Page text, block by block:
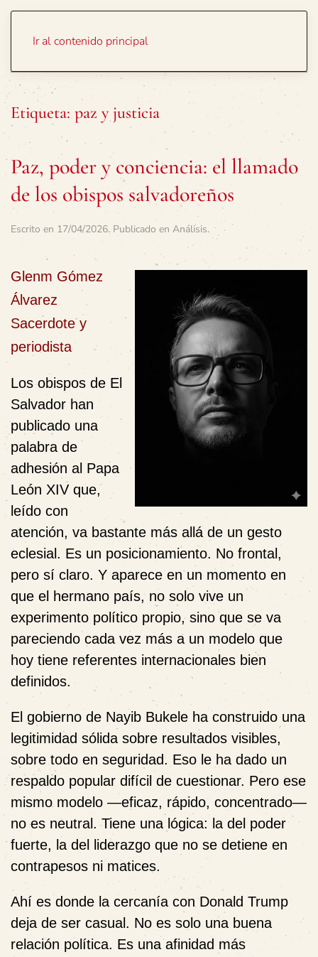
Ir al contenido principal
Etiqueta: paz y justicia
Paz, poder y conciencia: el llamado
de los obispos salvadoreños
Escrito en 17/04/2026. Publicado en Análisis.
Glenm Gómez
Álvarez
Sacerdote y
periodista
Los obispos de El
Salvador han
publicado una
palabra de
adhesión al Papa
León XIV que,
leído con
atención, va bastante más allá de un gesto
eclesial. Es un posicionamiento. No frontal,
pero sí claro. Y aparece en un momento en
que el hermano país, no solo vive un
experimento político propio, sino que se va
pareciendo cada vez más a un modelo que
hoy tiene referentes internacionales bien
definidos.
El gobierno de Nayib Bukele ha construido una
legitimidad sólida sobre resultados visibles,
sobre todo en seguridad. Eso le ha dado un
respaldo popular difícil de cuestionar. Pero ese
mismo modelo —eficaz, rápido, concentrado—
no es neutral. Tiene una lógica: la del poder
fuerte, la del liderazgo que no se detiene en
contrapesos ni matices.
Ahí es donde la cercanía con Donald Trump
deja de ser casual. No es solo una buena
relación política. Es una afinidad más